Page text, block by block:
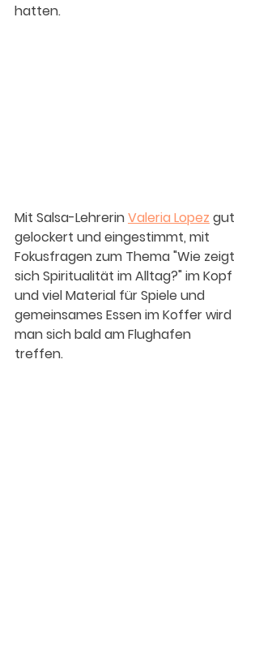
hatten.
Mit Salsa-Lehrerin Valeria Lopez gut
gelockert und eingestimmt, mit
Fokusfragen zum Thema "Wie zeigt
sich Spiritualität im Alltag?" im Kopf
und viel Material für Spiele und
gemeinsames Essen im Koffer wird
man sich bald am Flughafen
treffen.